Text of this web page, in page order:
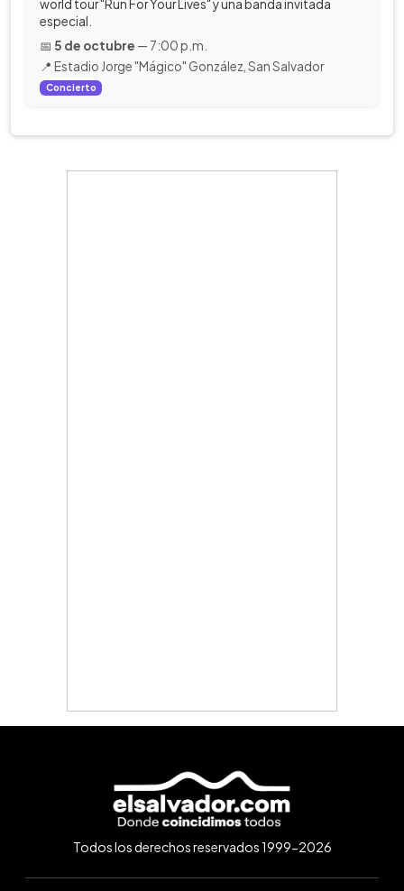
world tour "Run For Your Lives" y una banda invitada
especial.
📅 5 de octubre — 7:00 p.m.
📍 Estadio Jorge "Mágico" González, San Salvador
Concierto
Todos los derechos reservados 1999-2026